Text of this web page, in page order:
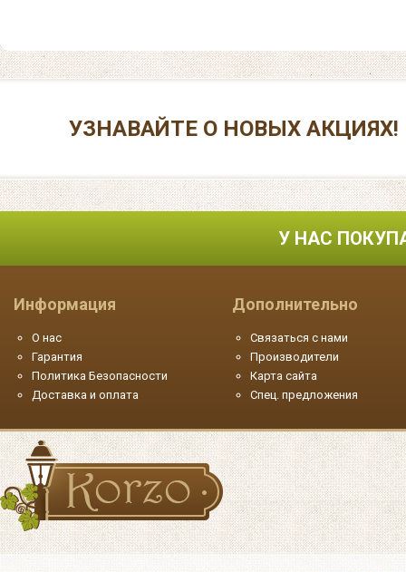
УЗНАВАЙТЕ О НОВЫХ АКЦИЯХ!
У НАС
Информация
О нас
Гарантия
Политика Безопасности
Доставка и оплата
Дополнительно
Связаться с нами
Производители
Карта сайта
Спец. предложения